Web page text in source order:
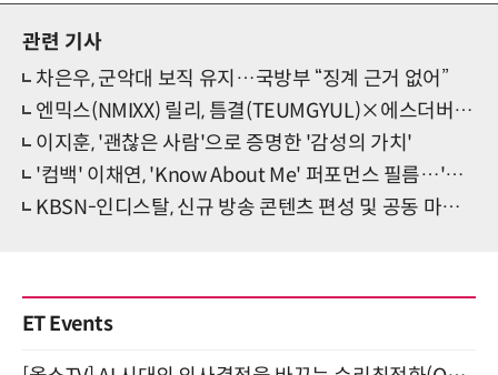
관련 기사
차은우, 군악대 보직 유지…국방부 “징계 근거 없어”
엔믹스(NMIXX) 릴리, 틈결(TEUMGYUL)×에스더버니 플래그십 방문… 인피니티 미러룸서 인증샷
이지훈, '괜찮은 사람'으로 증명한 '감성의 가치'
'컴백' 이채연, 'Know About Me' 퍼포먼스 필름…'특별 존재감'
KBSN-인디스탈, 신규 방송 콘텐츠 편성 및 공동 마케팅을 위한 업무 제휴 계약 체결
ET Events